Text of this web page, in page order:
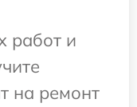
работ и
на ремонт